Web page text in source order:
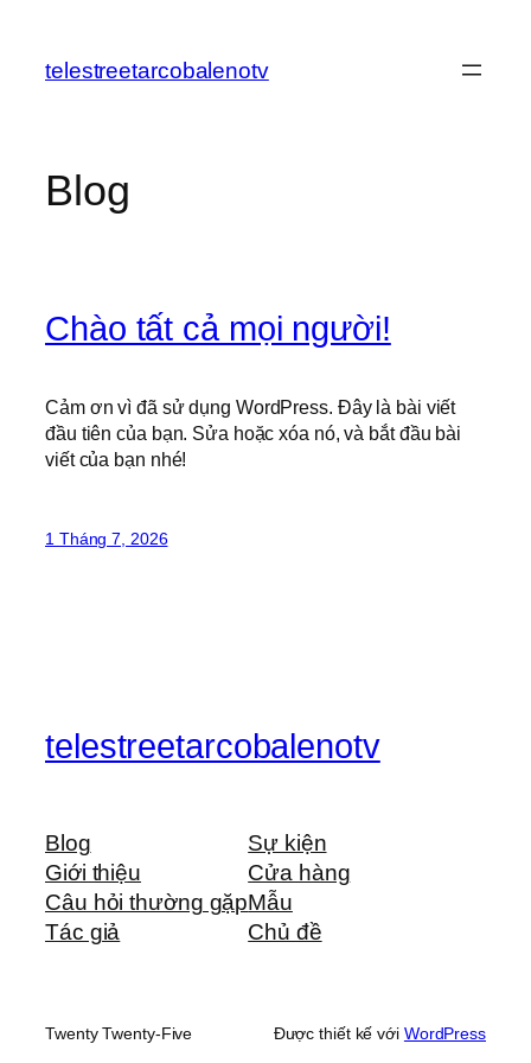
phầntelestreetarcobalenotv
Blog
Chào tất cả mọi người!
Cảm ơn vì đã sử dụng WordPress. Đây là bài viết
đầu tiên của bạn. Sửa hoặc xóa nó, và bắt đầu bài
viết của bạn nhé!
1 Tháng 7, 2026
telestreetarcobalenotv
Blog
Giới thiệu
Câu hỏi thường gặp
Tác giả
Sự kiện
Cửa hàng
Mẫu
Chủ đề
Twenty Twenty-Five Được thiết kế với WordPress